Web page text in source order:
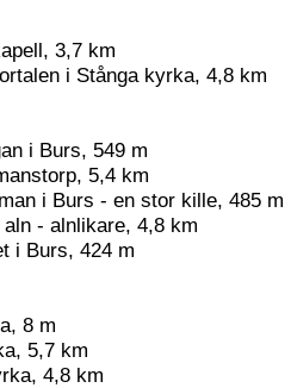
3,7 km
i Stånga kyrka, 4,8 km
i Burs, 549 m
5,4 km
i Burs - en stor kille, 485 m
- alnlikare, 4,8 km
i Burs, 424 m
8 m
5,7 km
4,8 km